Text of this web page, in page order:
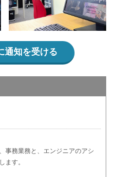
通知を受ける
事務業務と、エンジニアのアシ
ます。